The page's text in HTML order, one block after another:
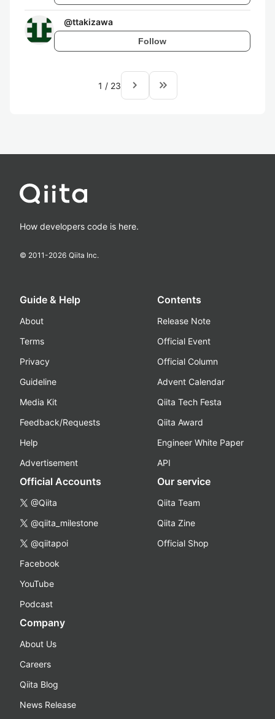
@ttakizawa
Follow
1 / 23 navigate_next keyboard_double_arrow_right
How developers code is here.
© 2011-2026 Qiita Inc.
Guide & Help
About
Terms
Privacy
Guideline
Media Kit
Feedback/Requests
Help
Advertisement
Contents
Release Note
Official Event
Official Column
Advent Calendar
Qiita Tech Festa
Qiita Award
Engineer White Paper
API
Official Accounts
@Qiita
@qiita_milestone
@qiitapoi
Facebook
YouTube
Podcast
Our service
Qiita Team
Qiita Zine
Official Shop
Company
About Us
Careers
Qiita Blog
News Release